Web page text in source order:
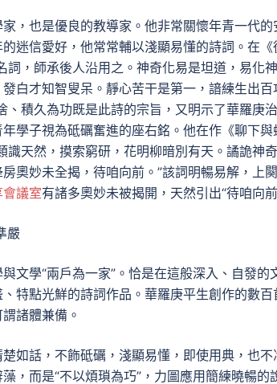
，也是優良的教導家。他非常關懷年青一代
迷信愛好，他常常輔以淺顯易懂的詩詞。在
詞，師承後人沿用之。神奇化易是坦道，易化
白才知智叟呆。靜心苦干是第一，諳練生出
、積久為功既是此詩的宗旨，又明示了華羅庚
學子視為砥礪奮進的座右銘。他在作《聊下
識天然，摸索窮研，花明柳暗別有天。譎詭神
奧妙未全揭，待咱向前。”該詞明暢易解，上
議室有諸多奧妙未被揭開，天然引出“待咱向
嚴
文學“兩戶為一家”。恰是在這般深入、自發
特點光鮮的詩詞作品。華羅庚平生創作的數
諸體兼備。
如話，不飾砥礪，淺顯易懂，即使用典，也
，而是“不以煩瑣為巧”，力圖應用簡練曉暢